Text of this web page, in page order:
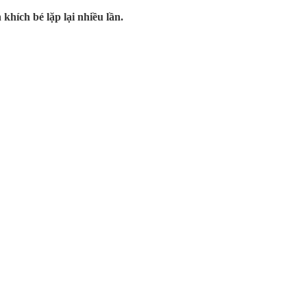
khích bé lặp lại nhiều lần.